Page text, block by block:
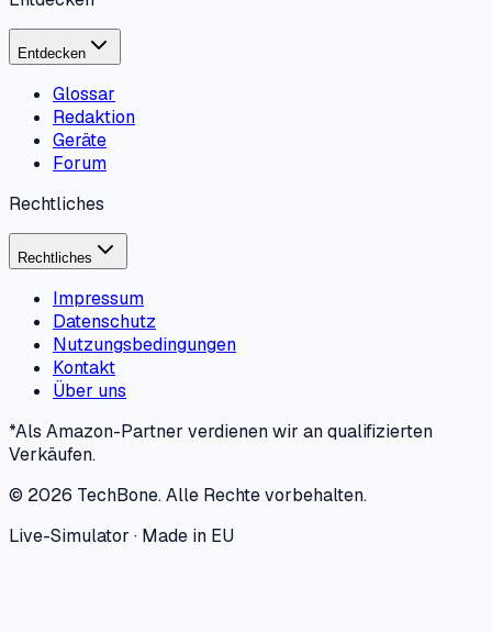
Entdecken
Glossar
Redaktion
Geräte
Forum
Rechtliches
Rechtliches
Impressum
Datenschutz
Nutzungsbedingungen
Kontakt
Über uns
*Als Amazon-Partner verdienen wir an qualifizierten
Verkäufen.
© 2026 TechBone.Alle Rechte vorbehalten.
Live-Simulator · Made in EU